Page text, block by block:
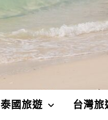
泰國旅遊 台灣旅